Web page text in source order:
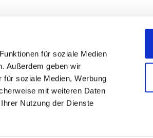
für soziale Medien
Außerdem geben wir
für soziale Medien, Werbung
mit weiteren Daten
Nutzung der Dienste
Nützliche Links